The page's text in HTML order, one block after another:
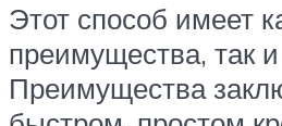
Этот способ имеет
преимущества, так и
Преимущества